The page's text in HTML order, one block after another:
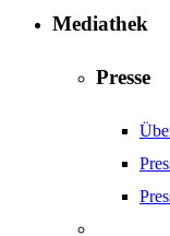
Mediathek
Presse